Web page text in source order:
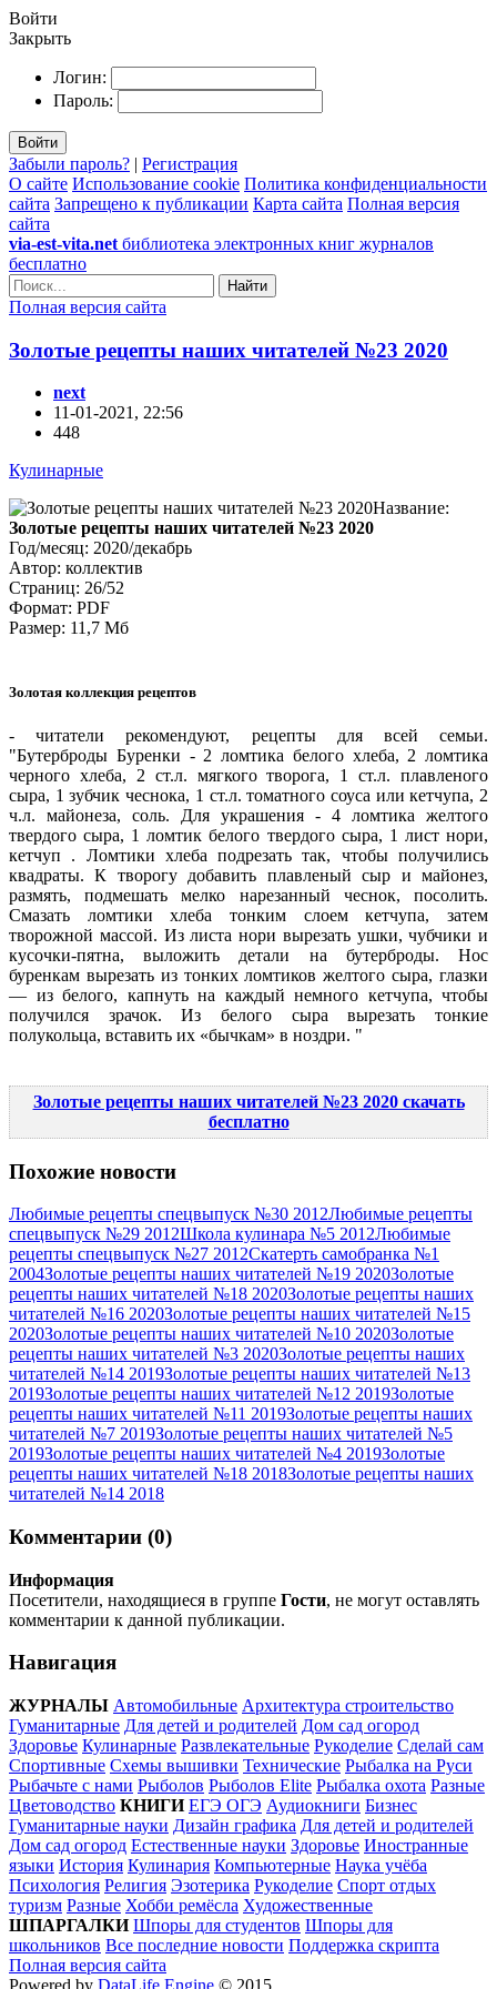
Войти
Закрыть
Логин:
Пароль:
Войти
Забыли пароль? | Регистрация
О сайте Использование cookie Политика конфиденциальности
сайта Запрещено к публикации Карта сайта Полная версия
сайта
via-est-vita.net библиотека электронных книг журналов
бесплатно
Найти
Полная версия сайта
Золотые рецепты наших читателей №23 2020
next
11-01-2021, 22:56
448
Кулинарные
Название:
Золотые рецепты наших читателей №23 2020
Год/месяц: 2020/декабрь
Автор: коллектив
Страниц: 26/52
Формат: PDF
Размер: 11,7 Мб
Золотая коллекция рецептов
- читатели рекомендуют, рецепты для всей семьи.
Бутерброды Буренки - 2 ломтика белого хлеба, 2 ломтика
черного хлеба, 2 ст.л. мягкого творога, 1 ст.л. плавленого
сыра, 1 зубчик чеснока, 1 ст.л. томатного соуса или кетчупа, 2
ч.л. майонеза, соль. Для украшения - 4 ломтика желтого
твердого сыра, 1 ломтик белого твердого сыра, 1 лист нори,
кетчуп . Ломтики хлеба подрезать так, чтобы получились
квадраты. К творогу добавить плавленый сыр и майонез,
размять, подмешать мелко нарезанный чеснок, посолить.
Смазать ломтики хлеба тонким слоем кетчупа, затем
творожной массой. Из листа нори вырезать ушки, чубчики и
кусочки-пятна, выложить детали на бутерброды. Нос
буренкам вырезать из тонких ломтиков желтого сыра, глазки
— из белого, капнуть на каждый немного кетчупа, чтобы
получился зрачок. Из белого сыра вырезать тонкие
полукольца, вставить их «бычкам» в ноздри.
Золотые рецепты наших читателей №23 2020 скачать
бесплатно
Похожие новости
Любимые рецепты спецвыпуск №30 2012Любимые рецепты
спецвыпуск №29 2012Школа кулинара №5 2012Любимые
рецепты спецвыпуск №27 2012Скатерть самобранка №1
2004Золотые рецепты наших читателей №19 2020Золотые
рецепты наших читателей №18 2020Золотые рецепты наших
читателей №16 2020Золотые рецепты наших читателей №15
2020Золотые рецепты наших читателей №10 2020Золотые
рецепты наших читателей №3 2020Золотые рецепты наших
читателей №14 2019Золотые рецепты наших читателей №13
2019Золотые рецепты наших читателей №12 2019Золотые
рецепты наших читателей №11 2019Золотые рецепты наших
читателей №7 2019Золотые рецепты наших читателей №5
2019Золотые рецепты наших читателей №4 2019Золотые
рецепты наших читателей №18 2018Золотые рецепты наших
читателей №14 2018
Комментарии (0)
Информация
Посетители, находящиеся в группе Гости, не могут оставлять
комментарии к данной публикации.
Навигация
ЖУРНАЛЫ Автомобильные Архитектура строительство
Гуманитарные Для детей и родителей Дом сад огород
Здоровье Кулинарные Развлекательные Рукоделие Сделай сам
Спортивные Схемы вышивки Технические Рыбалка на Руси
Рыбачьте с нами Рыболов Рыболов Elite Рыбалка охота Разные
Цветоводство КНИГИ ЕГЭ ОГЭ Аудиокниги Бизнес
Гуманитарные науки Дизайн графика Для детей и родителей
Дом сад огород Естественные науки Здоровье Иностранные
языки История Кулинария Компьютерные Наука учёба
Психология Религия Эзотерика Рукоделие Спорт отдых
туризм Разные Хобби ремёсла Художественные
ШПАРГАЛКИ Шпоры для студентов Шпоры для
школьников Все последние новости Поддержка скрипта
Полная версия сайта
Powered by DataLife Engine © 2015